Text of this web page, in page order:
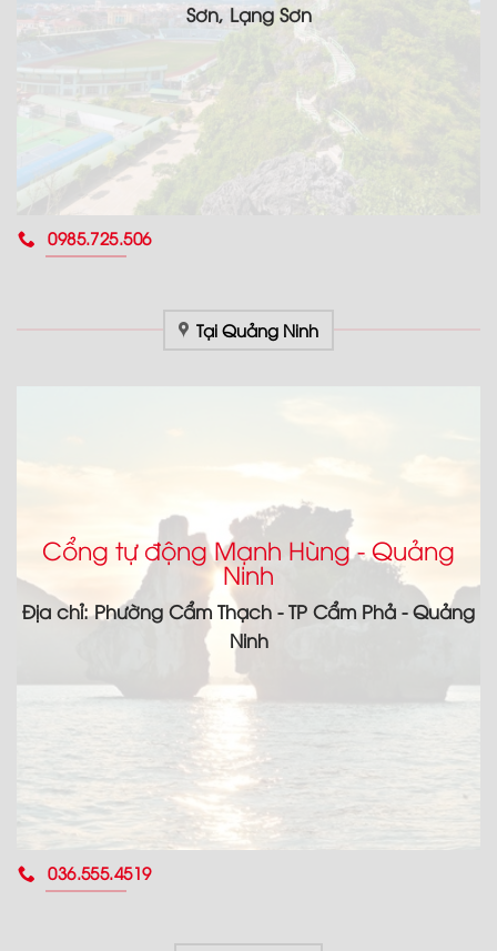
Sơn, Lạng Sơn
0985.725.506
Tại Quảng Ninh
Cổng tự động Mạnh Hùng - Quảng
Ninh
Địa chỉ: Phường Cẩm Thạch - TP Cẩm Phả - Quảng
Ninh
036.555.4519